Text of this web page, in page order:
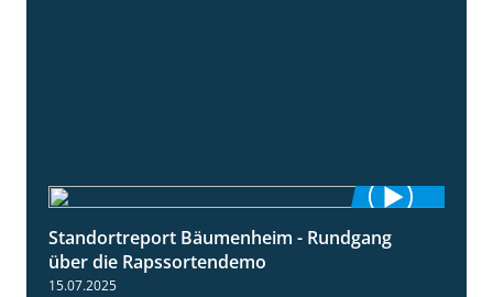
6:03
Standortreport Bäumenheim - Rundgang
über die Rapssortendemo
15.07.2025